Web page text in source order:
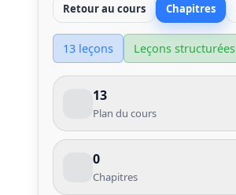
Retour au cours Chapitres
13 leçons Leçons structurées
13
Plan du cours
0
Chapitres